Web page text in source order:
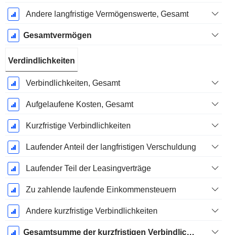
Andere langfristige Vermögenswerte, Gesamt
Gesamtvermögen
Verdindlichkeiten
Verbindlichkeiten, Gesamt
Aufgelaufene Kosten, Gesamt
Kurzfristige Verbindlichkeiten
Laufender Anteil der langfristigen Verschuldung
Laufender Teil der Leasingverträge
Zu zahlende laufende Einkommensteuern
Andere kurzfristige Verbindlichkeiten
Gesamtsumme der kurzfristigen Verbindlichkeiten